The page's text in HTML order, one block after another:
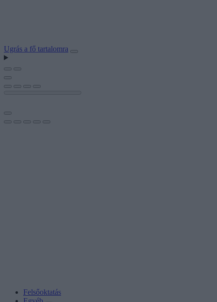
Ugrás a fő tartalomra
Felsőoktatás